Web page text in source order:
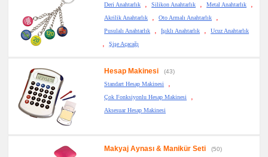
Deri Anahtarlık
Silikon Anahtarlık Metal Anahtarlık
Akrilik Anahtarlık Oto Armalı Anahtarlık
Pusulalı Anahtarlık Işıklı Anahtarlık Ucuz Anahtarlık
Şişe Açacağı
Hesap Makinesi
(43)
Standart Hesap Makinesi
Çok Fonksiyonlu Hesap Makinesi
Aksesuar Hesap Makinesi
Makyaj Aynası & Manikür Seti
(50)